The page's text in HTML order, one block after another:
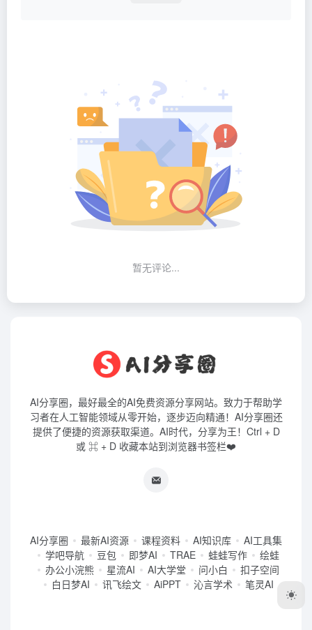
暂无评论...
AI分享圈，最好最全的AI免费资源分享网站。致力于帮助学
习者在人工智能领域从零开始，逐步迈向精通！AI分享圈还
提供了便捷的资源获取渠道。AI时代，分享为王！Ctrl + D
或 ⌘ + D 收藏本站到浏览器书签栏❤️
AI分享圈 最新AI资源 课程资料 AI知识库
AI工具集
学吧导航
豆包 即梦AI TRAE 蛙蛙写作
绘蛙
办公小浣熊
星流AI AI大学堂 问小白
扣子空间
白日梦AI
讯飞绘文 AiPPT 沁言学术 笔灵AI